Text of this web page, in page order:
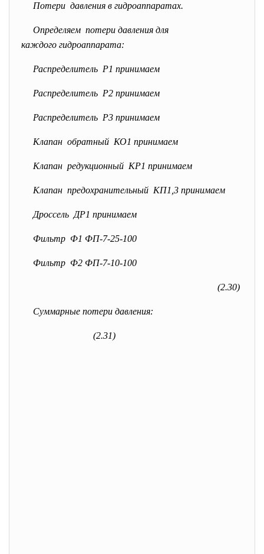
Потери давления в гидроаппаратах.
Определяем потери давления для
каждого гидроаппарата:
Распределитель Р1 принимаем
Распределитель Р2 принимаем
Распределитель Р3 принимаем
Клапан обратный КО1 принимаем
Клапан редукционный КР1 принимаем
Клапан предохранительный КП1,3 принимаем
Дроссель ДР1 принимаем
Фильтр Ф1 ФП-7-25-100
Фильтр Ф2 ФП-7-10-100
(2.30)
Суммарные потери давления:
(2.31)